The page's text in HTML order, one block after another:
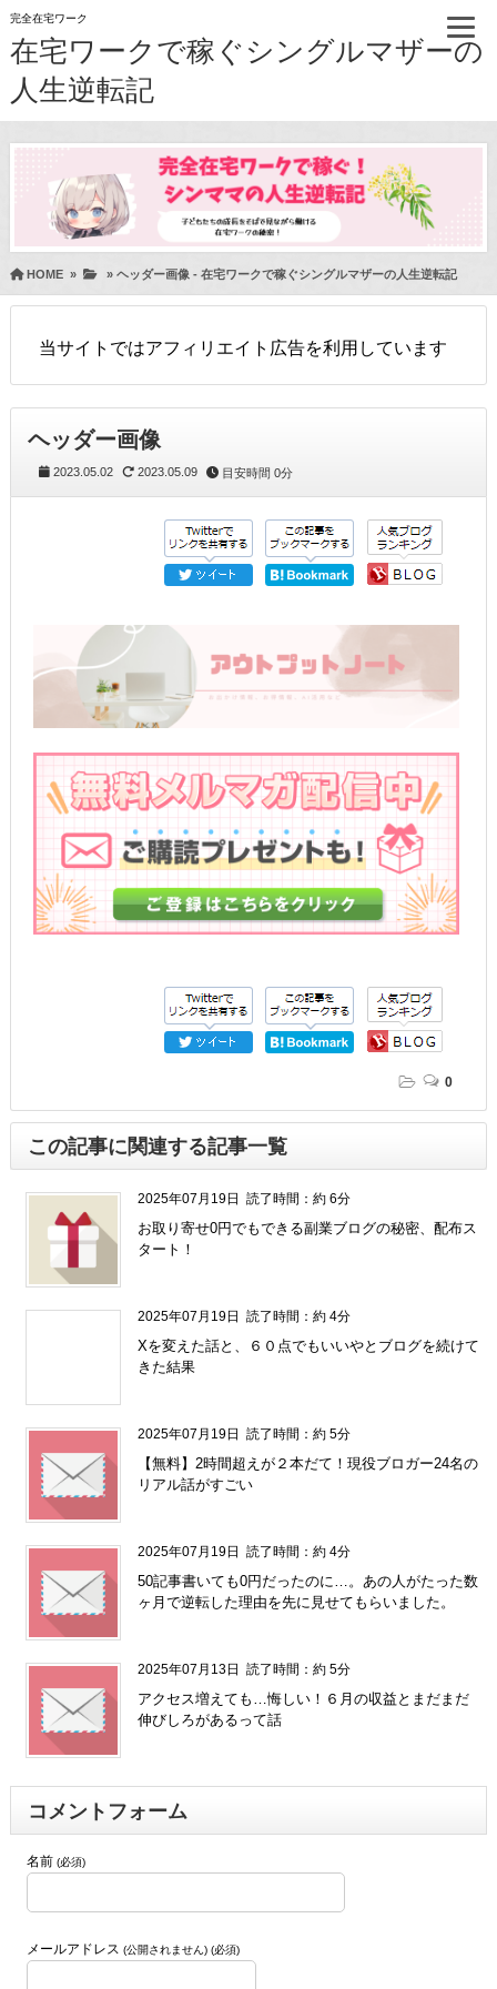
完全在宅ワーク
在宅ワークで稼ぐシングルマザーの
人生逆転記
HOME» » ヘッダー画像 - 在宅ワークで稼ぐシングルマザーの人生逆転記
当サイトではアフィリエイト広告を利用しています
ヘッダー画像
2023.05.02 2023.05.09 目安時間 0分
0
この記事に関連する記事一覧
2025年07月19日 読了時間：約 6分
お取り寄せ0円でもできる副業ブログの秘密、配布ス
タート！
2025年07月19日 読了時間：約 4分
Xを変えた話と、６０点でもいいやとブログを続けて
きた結果
2025年07月19日 読了時間：約 5分
【無料】2時間超えが２本だて！現役ブロガー24名の
リアル話がすごい
2025年07月19日 読了時間：約 4分
50記事書いても0円だったのに…。あの人がたった数
ヶ月で逆転した理由を先に見せてもらいました。
2025年07月13日 読了時間：約 5分
アクセス増えても…悔しい！６月の収益とまだまだ
伸びしろがあるって話
コメントフォーム
名前 (必須)
メールアドレス (公開されません) (必須)